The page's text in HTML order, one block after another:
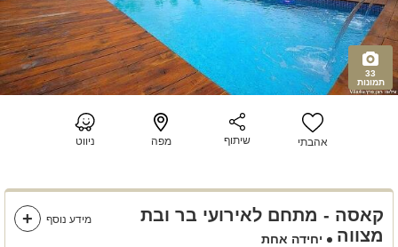
33
תמונות
אהבתי שיתוף מפה ניווט
קאסה - מתחם לאירועי בר ובת
מצווה
יחידה אחת
מידע נוסף